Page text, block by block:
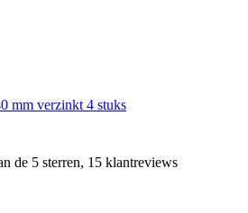
mm verzinkt 4 stuks
de 5 sterren, 15 klantreviews